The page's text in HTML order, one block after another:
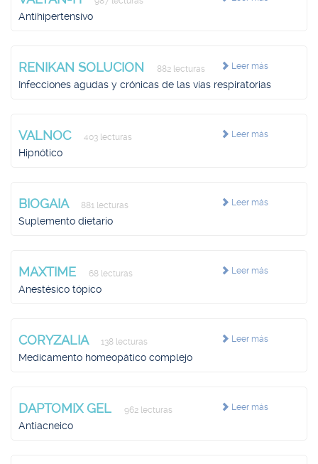
Antihipertensivo
Leer más
RENIKAN SOLUCION 882 lecturas
Infecciones agudas y crónicas de las vías respiratorias
Leer más
VALNOC 403 lecturas
Hipnótico
Leer más
BIOGAIA 881 lecturas
Suplemento dietario
Leer más
MAXTIME 68 lecturas
Anestésico tópico
Leer más
CORYZALIA 138 lecturas
Medicamento homeopático complejo
Leer más
DAPTOMIX GEL 962 lecturas
Antiacneico